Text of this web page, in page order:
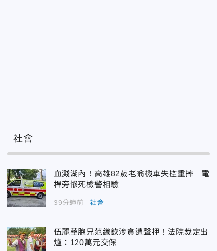
社會
血濺湖內！高雄82歲老翁機車失控重摔 電
桿旁慘死檢警相驗
39分鐘前 社會
伍麗華胞兄范織欽涉貪遭聲押！法院裁定出
爐：120萬元交保